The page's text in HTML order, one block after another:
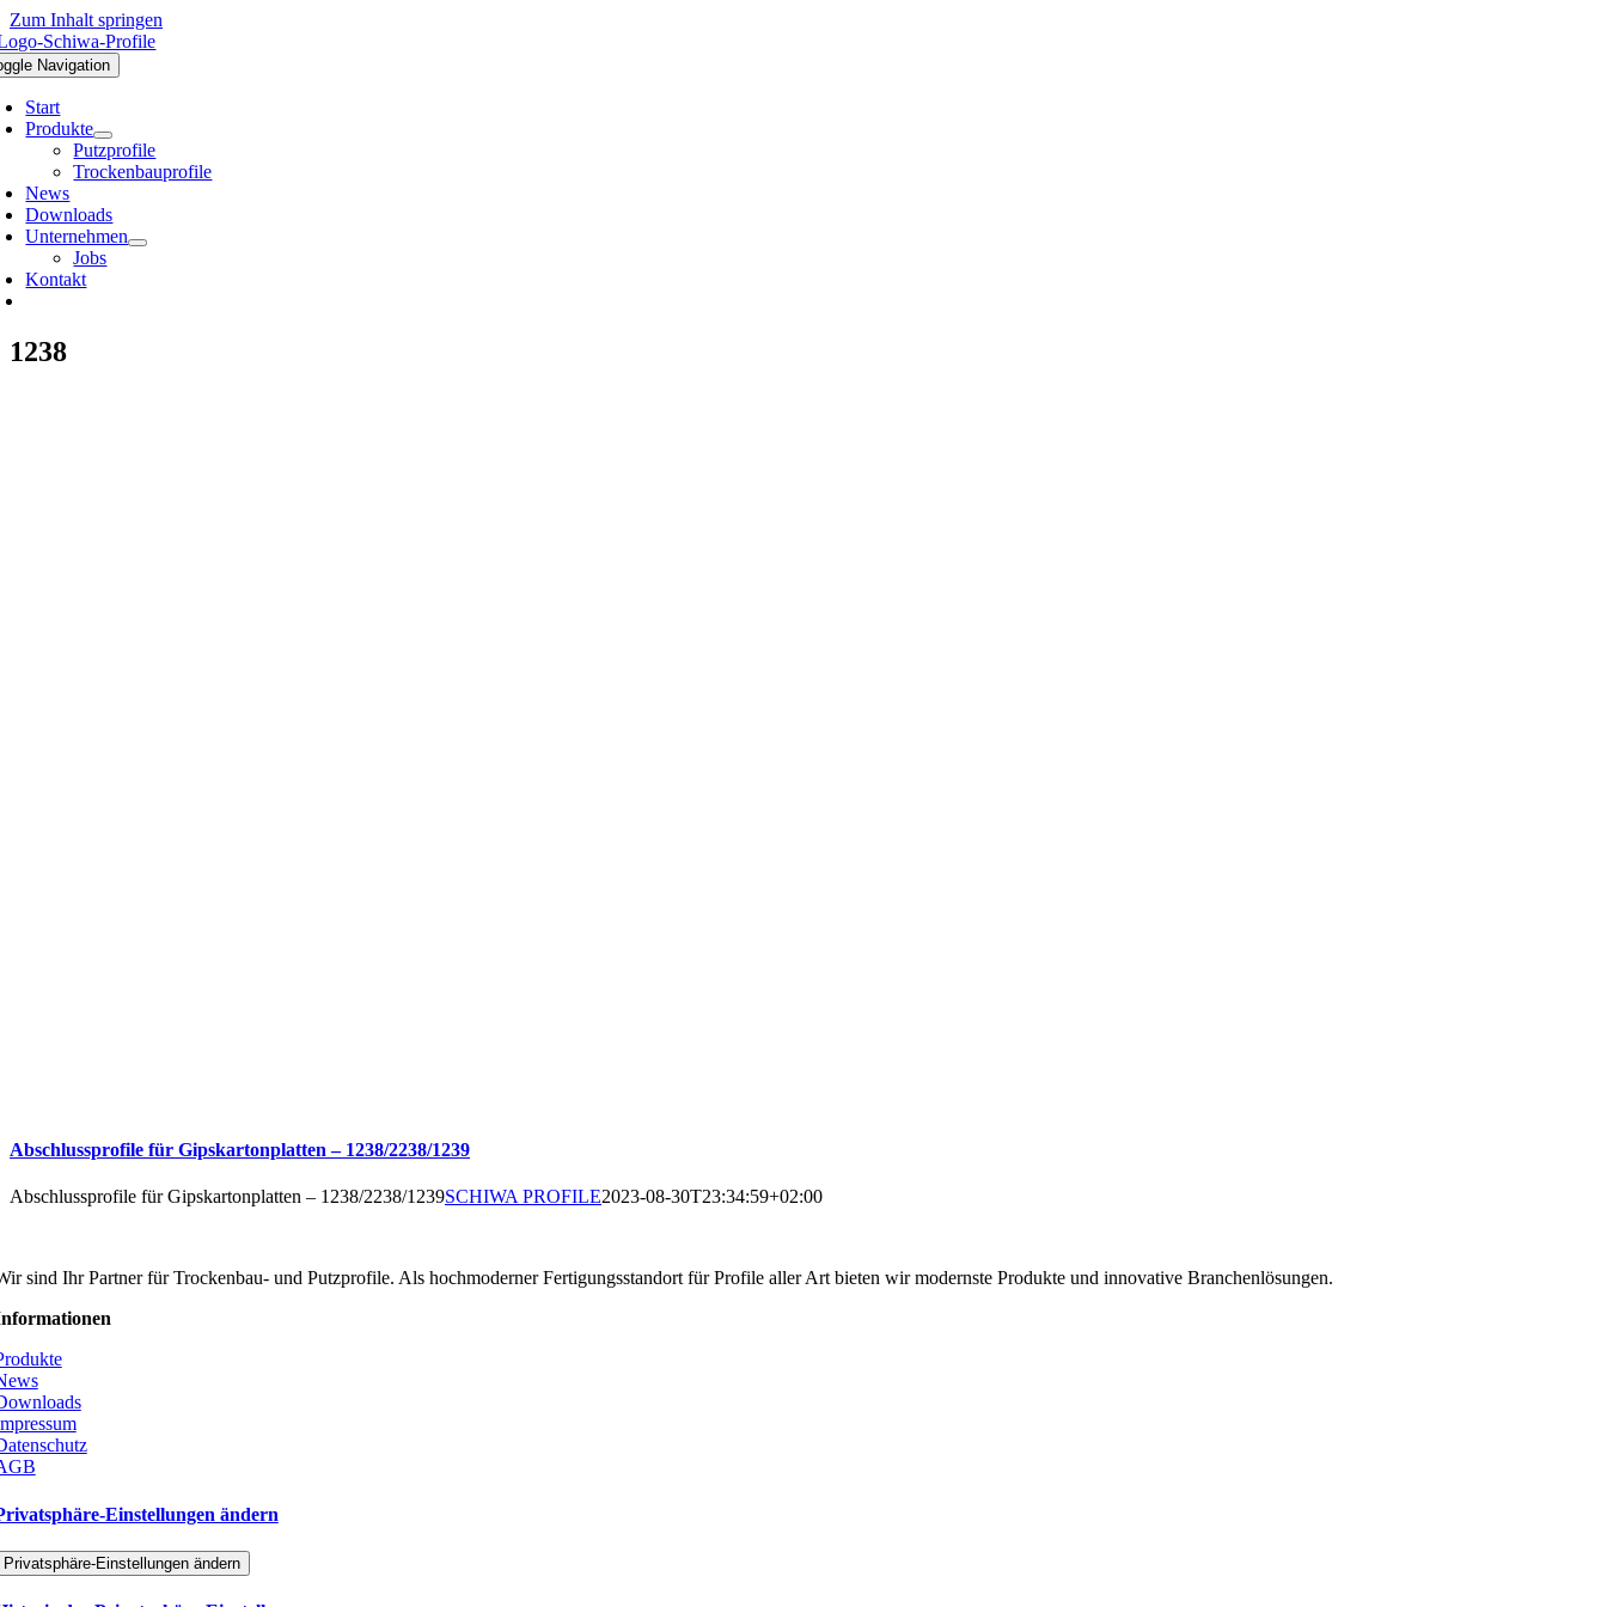
Zum Inhalt springen
Navigation
Start
Produkte
Putzprofile
Trockenbauprofile
News
Downloads
Unternehmen
Jobs
Kontakt
1238
Abschlussprofile für Gipskartonplatten – 1238/2238/1239
Abschlussprofile für Gipskartonplatten – 1238/2238/1239SCHIWA PROFILE2023-08-30T23:34:59+02:00
sind Ihr Partner für Trockenbau- und Putzprofile. Als hochmoderner Fertigungsstandort für Profile aller Art bieten wir modernste Produkte und innovative Branchenlösungen.
Einstellungen ändern
Privatsphäre-Einstellungen ändern